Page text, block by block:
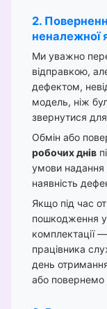
2.
неналежної
Ми уважно
відправкою,
дефектом,
модель, ніж
звернутися
Обмін або
робочих днів
умови надання
наявність
Якщо під час
пошкодження
комплектації
працівника
день
або повернемо